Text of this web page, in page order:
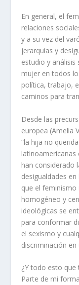
En general, el
relaciones
y a su vez del
jerarquías y
estudio y análisis
mujer en todos
política, trabajo,
caminos para
Desde las
europea (Amelia
“la hija no
han considerado
desigualdades
que el feminismo
homogéneo y
ideológicas se
para conformar
el sexismo y
discriminación
¿Y todo esto que
Parte de mi